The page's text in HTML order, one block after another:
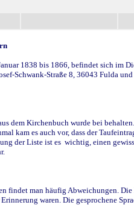
1838 bis 1866, befindet sich im
Schwank-Straße 8, 36043 Fulda
dem Kirchenbuch wurde bei
kam es auch vor, dass der
der Liste ist es wichtig, einen
findet man häufig Abweichungen.
waren. Die gesprochene